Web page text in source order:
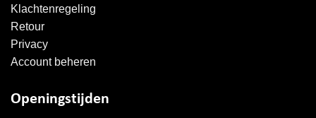
Klachtenregeling
Retour
Privacy
Account beheren
Openingstijden